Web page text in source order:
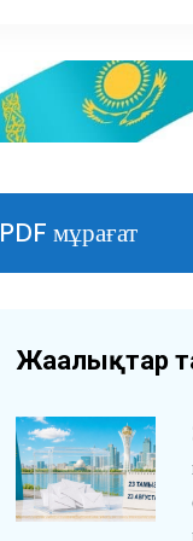
PDF мұрағат
Жаңалықтар